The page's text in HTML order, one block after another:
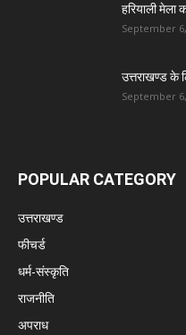
हरियाली मेला
September
उत्तराखण्ड के
September
POPULAR CATEGORY
उत्तराखण्ड
फीचर्ड
धर्म-संस्कृति
राजनीति
अपराध